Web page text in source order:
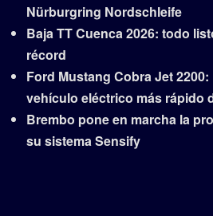
Nürburgring Nordschleife
Baja TT Cuenca 2026: todo
récord
Ford Mustang Cobra Jet
vehículo eléctrico más rápido
Brembo pone en marcha la
su sistema Sensify